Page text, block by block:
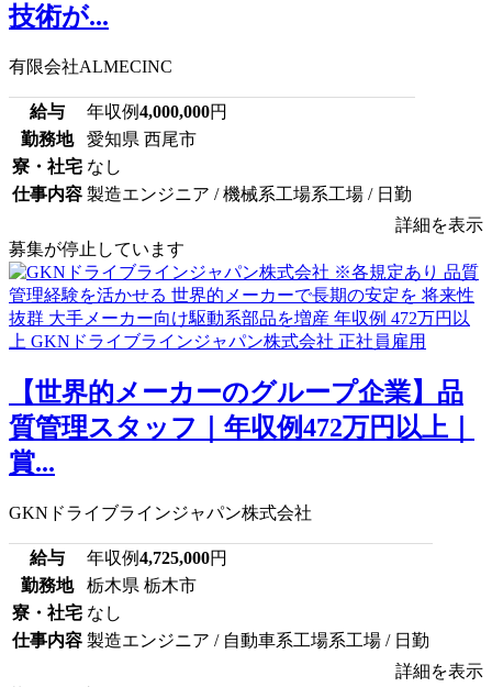
技術が...
有限会社ALMECINC
給与 年収例4,000,000円
勤務地
愛知県 西尾市
寮・社宅 なし
仕事内容 製造エンジニア / 機械系工場系工場 / 日勤
詳細を表示
募集が停止しています
【世界的メーカーのグループ企業】品
質管理スタッフ｜年収例472万円以上｜
賞...
GKNドライブラインジャパン株式会社
給与 年収例4,725,000円
勤務地
栃木県 栃木市
寮・社宅 なし
仕事内容 製造エンジニア / 自動車系工場系工場 / 日勤
詳細を表示